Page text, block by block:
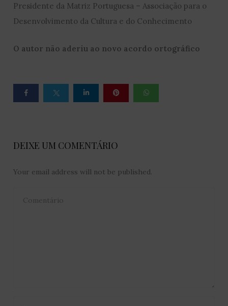
Presidente da Matriz Portuguesa – Associação para o
Desenvolvimento da Cultura e do Conhecimento
O autor não aderiu ao novo acordo ortográfico
DEIXE UM COMENTÁRIO
Your email address will not be published.